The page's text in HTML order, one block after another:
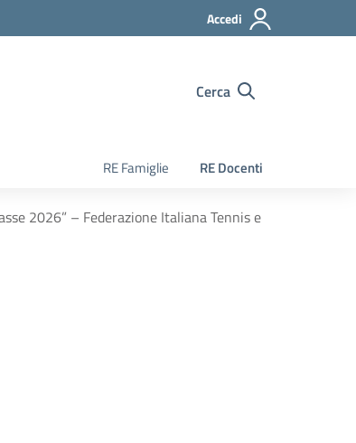
Accedi
Cerca
RE Famiglie RE Docenti
2026” – Federazione Italiana Tennis e